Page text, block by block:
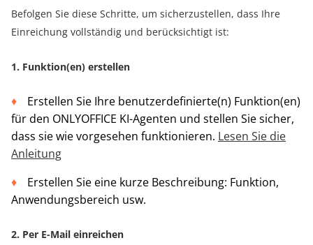
Befolgen Sie diese Schritte, um sicherzustellen, dass Ihre
Einreichung vollständig und berücksichtigt ist:
1. Funktion(en) erstellen
Erstellen Sie Ihre benutzerdefinierte(n) Funktion(en)
für den ONLYOFFICE KI-Agenten und stellen Sie sicher,
dass sie wie vorgesehen funktionieren. Lesen Sie die
Anleitung
Erstellen Sie eine kurze Beschreibung: Funktion,
Anwendungsbereich usw.
2. Per E-Mail einreichen